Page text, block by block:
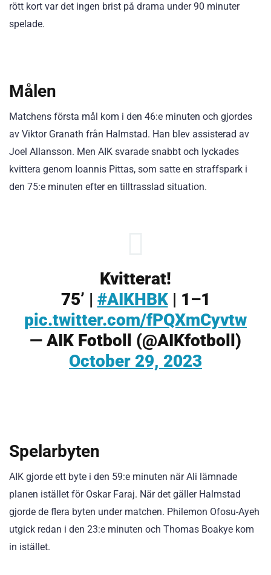
rött kort var det ingen brist på drama under 90 minuter
spelade.
Målen
Matchens första mål kom i den 46:e minuten och gjordes
av Viktor Granath från Halmstad. Han blev assisterad av
Joel Allansson. Men AIK svarade snabbt och lyckades
kvittera genom Ioannis Pittas, som satte en straffspark i
den 75:e minuten efter en tilltrasslad situation.
Kvitterat!
75’ | #AIKHBK| 1–1
pic.twitter.com/fPQXmCyvtw
— AIK Fotboll (@AIKfotboll)
October 29, 2023
Spelarbyten
AIK gjorde ett byte i den 59:e minuten när Ali lämnade
planen istället för Oskar Faraj. När det gäller Halmstad
gjorde de flera byten under matchen. Philemon Ofosu-Ayeh
utgick redan i den 23:e minuten och Thomas Boakye kom
in istället.